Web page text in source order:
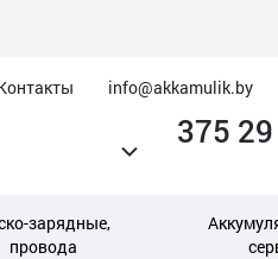
info@akkamulik.by
375
зарядные,
провода